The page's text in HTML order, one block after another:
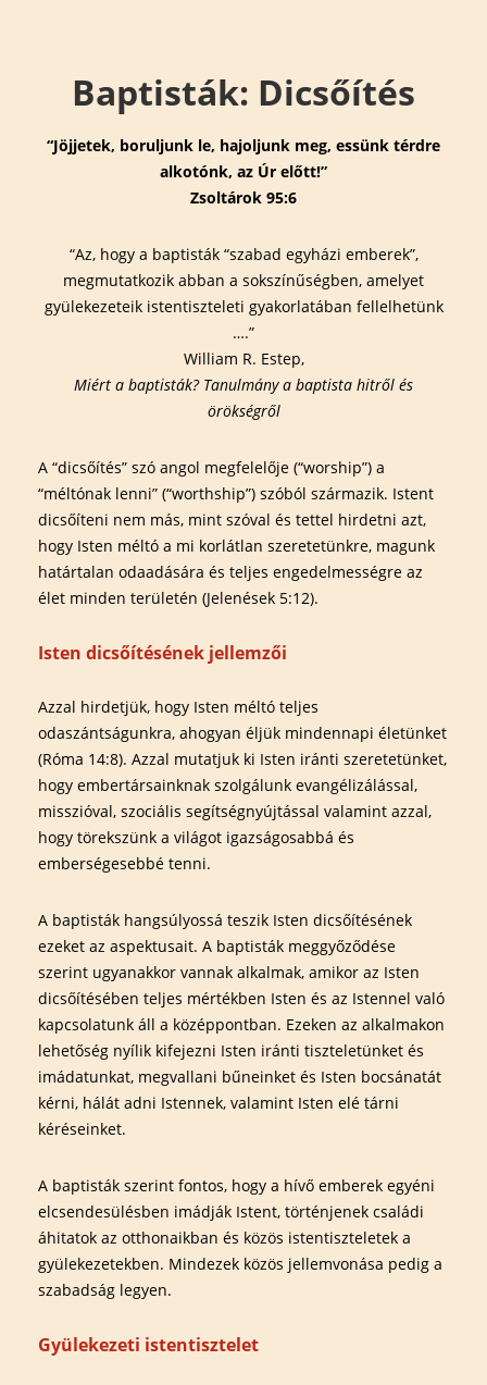
Baptisták: Dicsőítés
“Jöjjetek, boruljunk le, hajoljunk meg, essünk térdre
alkotónk, az Úr előtt!”
Zsoltárok 95:6
“Az, hogy a baptisták “szabad egyházi emberek”,
megmutatkozik abban a sokszínűségben, amelyet
gyülekezeteik istentiszteleti gyakorlatában fellelhetünk
….”
William R. Estep,
Miért a baptisták? Tanulmány a baptista hitről és
örökségről
A “dicsőítés” szó angol megfelelője (“worship”) a
“méltónak lenni” (“worthship”) szóból származik. Istent
dicsőíteni nem más, mint szóval és tettel hirdetni azt,
hogy Isten méltó a mi korlátlan szeretetünkre, magunk
határtalan odaadására és teljes engedelmességre az
élet minden területén (Jelenések 5:12).
Isten dicsőítésének jellemzői
Azzal hirdetjük, hogy Isten méltó teljes
odaszántságunkra, ahogyan éljük mindennapi életünket
(Róma 14:8). Azzal mutatjuk ki Isten iránti szeretetünket,
hogy embertársainknak szolgálunk evangélizálással,
misszióval, szociális segítségnyújtással valamint azzal,
hogy törekszünk a világot igazságosabbá és
emberségesebbé tenni.
A baptisták hangsúlyossá teszik Isten dicsőítésének
ezeket az aspektusait. A baptisták meggyőződése
szerint ugyanakkor vannak alkalmak, amikor az Isten
dicsőítésében teljes mértékben Isten és az Istennel való
kapcsolatunk áll a középpontban. Ezeken az alkalmakon
lehetőség nyílik kifejezni Isten iránti tiszteletünket és
imádatunkat, megvallani bűneinket és Isten bocsánatát
kérni, hálát adni Istennek, valamint Isten elé tárni
kéréseinket.
A baptisták szerint fontos, hogy a hívő emberek egyéni
elcsendesülésben imádják Istent, történjenek családi
áhitatok az otthonaikban és közös istentiszteletek a
gyülekezetekben. Mindezek közös jellemvonása pedig a
szabadság legyen.
Gyülekezeti istentisztelet